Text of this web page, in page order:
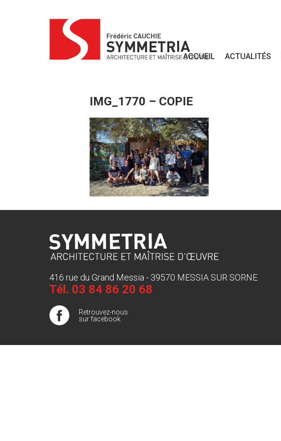
ACCUEIL ACTUALITÉS
IMG_1770 – COPIE
416 rue du Grand Messia - 39570 MESSIA SUR SORNE
Tél. 03 84 86 20 68
Retrouvez-nous
sur facebook